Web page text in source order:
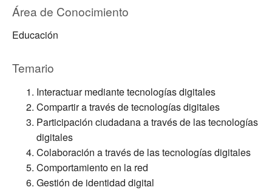
Área de Conocimiento
Educación
Temario
Interactuar mediante tecnologías digitales
Compartir a través de tecnologías digitales
Participación ciudadana a través de las tecnologías
digitales
Colaboración a través de las tecnologías digitales
Comportamiento en la red
Gestión de identidad digital